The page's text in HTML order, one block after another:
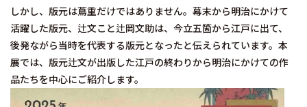
しかし、版元は蔦重だけではありません。幕末から明治にかけて
活躍した版元、辻文こと辻岡文助は、今立五箇から江戸に出て、
後発ながら当時を代表する版元となったと伝えられています。本
展では、版元辻文が出版した江戸の終わりから明治にかけての作
品たちを中心にご紹介します。